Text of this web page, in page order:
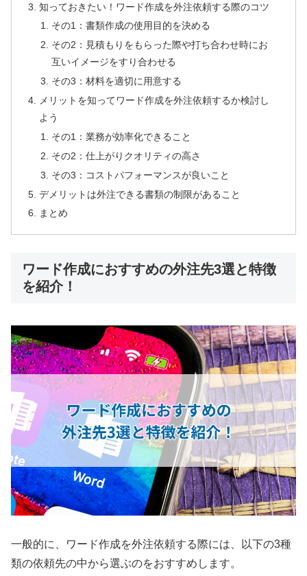
知っておきたい！ワード作成を外注依頼する際のコツ
その1：書類作成の使用目的を決める
その2：見積もりをもらった際や打ち合わせ時にお
互いイメージをすり合わせる
その3：材料を適切に用意する
メリットを知ってワード作成を外注依頼するか検討し
よう
その1：業務が効率化できること
その2：仕上がりクオリティの高さ
その3：コストパフォーマンスが良いこと
デメリットは外注できる書類の制限があること
まとめ
ワード作成におすすめの外注先3選と特徴
を紹介！
一般的に、ワード作成を外注依頼する際には、以下の3種
類の依頼先の中から選ぶのをおすすめします。